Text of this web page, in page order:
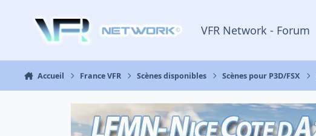
VFR Network - Forum
Accueil France VFR Scènes disponibles Scènes pour P3D/FSX